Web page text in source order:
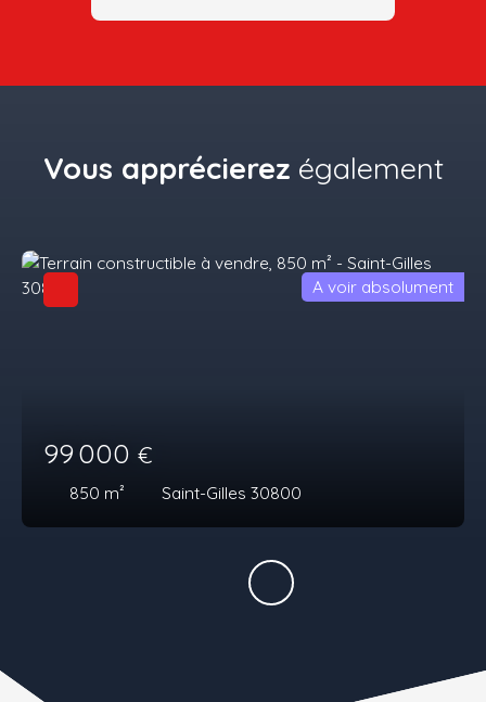
Vous apprécierez également
99 000 €
850 m² Saint-Gilles 30800
A voir absolument